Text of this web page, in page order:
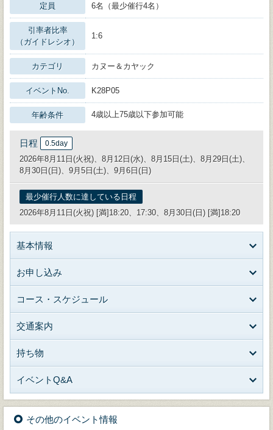
定員 6名（最少催行4名）
引率者比率
（ガイドレシオ）
1:6
カテゴリ カヌー＆カヤック
イベントNo. K28P05
年齢条件 4歳以上75歳以下参加可能
日程 0.5day
2026年8月11日(火祝)、8月12日(水)、8月15日(土)、8月29日(土)、
8月30日(日)、9月5日(土)、9月6日(日)
最少催行人数に達している日程
2026年8月11日(火祝) [満]18:20、17:30、8月30日(日) [満]18:20
基本情報
お申し込み
コース・スケジュール
交通案内
持ち物
イベントQ&A
その他のイベント情報